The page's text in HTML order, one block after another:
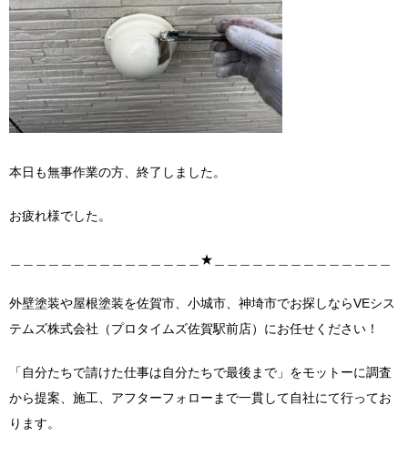
本日も無事作業の方、終了しました。
お疲れ様でした。
＿＿＿＿＿＿＿＿＿＿＿＿＿＿＿★＿＿＿＿＿＿＿＿＿＿＿＿＿＿
外壁塗装や屋根塗装を佐賀市、小城市、神埼市でお探しならVEシス
テムズ株式会社（プロタイムズ佐賀駅前店）にお任せください！
「自分たちで請けた仕事は自分たちで最後まで」をモットーに調査
から提案、施工、アフターフォローまで一貫して自社にて行ってお
ります。